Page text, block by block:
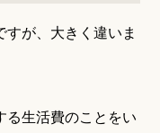
が、大きく違いま
る生活費のことをい